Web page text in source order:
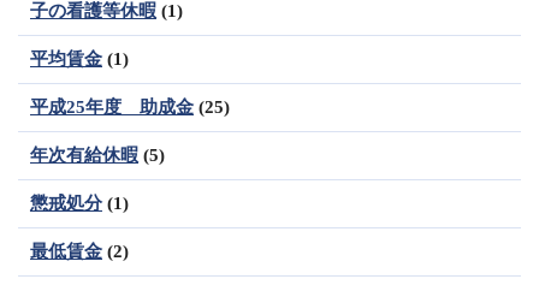
子の看護等休暇 (1)
平均賃金 (1)
平成25年度 助成金 (25)
年次有給休暇 (5)
懲戒処分(1)
最低賃金 (2)